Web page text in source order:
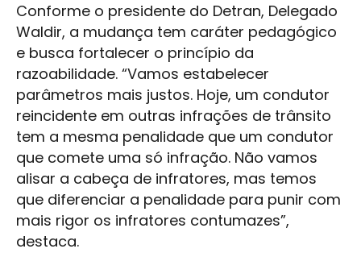
Conforme o presidente do Detran, Delegado
Waldir, a mudança tem caráter pedagógico
e busca fortalecer o princípio da
razoabilidade. “Vamos estabelecer
parâmetros mais justos. Hoje, um condutor
reincidente em outras infrações de trânsito
tem a mesma penalidade que um condutor
que comete uma só infração. Não vamos
alisar a cabeça de infratores, mas temos
que diferenciar a penalidade para punir com
mais rigor os infratores contumazes”,
destaca.